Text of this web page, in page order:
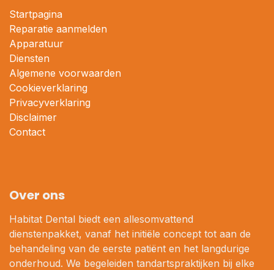
Startpagina
Reparatie aanmelden
Apparatuur
Diensten
Algemene voorwaarden
Cookieverklaring
Privacyverklaring
Disclaimer
Contact
Over ons
Habitat Dental biedt een allesomvattend
dienstenpakket, vanaf het initiële concept tot aan de
behandeling van de eerste patiënt en het langdurige
onderhoud. We begeleiden tandartspraktijken bij elke